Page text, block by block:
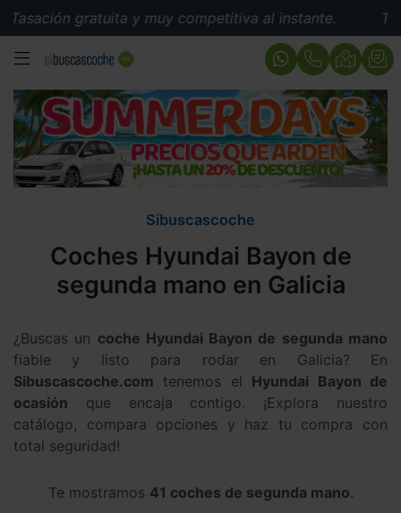
y muy competitiva al instante. Tasación
MENÚ
Sibuscascoche
Coches Hyundai Bayon de
segunda mano en Galicia
¿Buscas un coche Hyundai Bayon de segunda mano
fiable y listo para rodar en Galicia? En
Sibuscascoche.com tenemos el Hyundai Bayon de
ocasión que encaja contigo. ¡Explora nuestro
catálogo, compara opciones y haz tu compra con
total seguridad!
Te mostramos 41 coches de segunda mano.